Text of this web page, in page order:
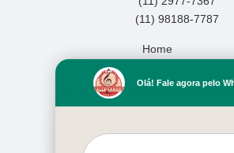
(11) 98188-7787
Home
Missão
Serviços
Olá! Fale agora pelo